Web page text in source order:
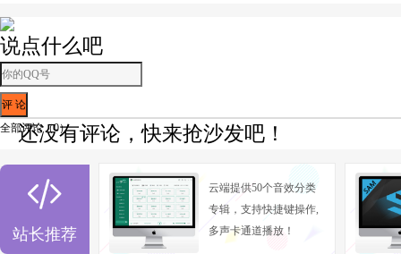
说点什么吧
全部评论（0）
还没有评论，快来抢沙发吧！

站长推荐
云端提供50个音效分类
专辑，支持快捷键操作,
多声卡通道播放！